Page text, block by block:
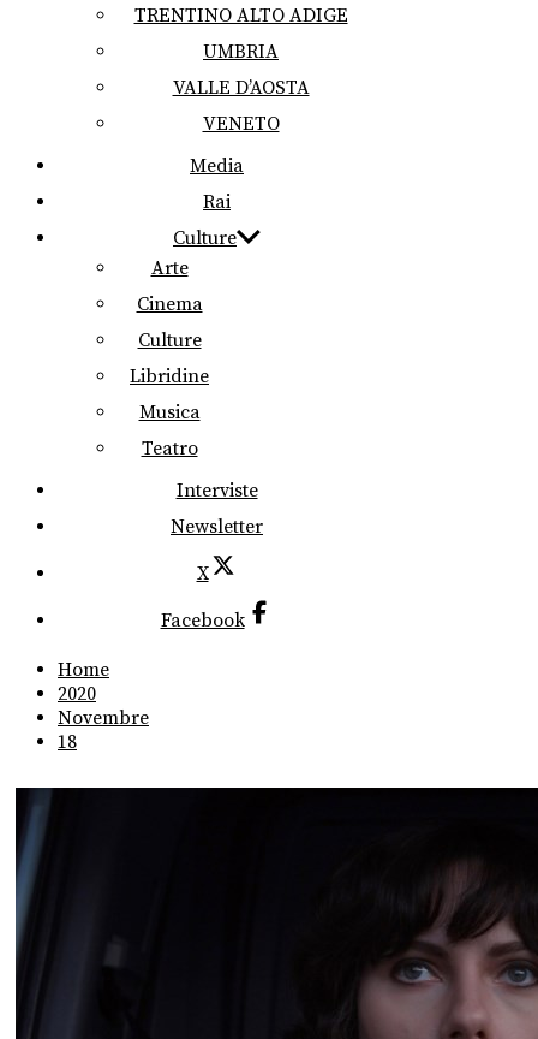
TRENTINO ALTO ADIGE
UMBRIA
VALLE D’AOSTA
VENETO
Media
Rai
Culture
Arte
Cinema
Culture
Libridine
Musica
Teatro
Interviste
Newsletter
X
Facebook
Home
2020
Novembre
18